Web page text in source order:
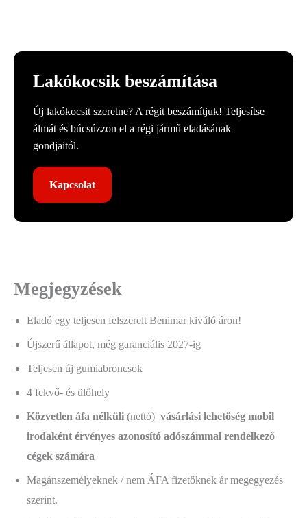
Lakókocsik beszámítása
Új lakókocsit szeretne? A régit beszámítjuk! Teljesítse
álmát és búcsúzzon el a régi jármű eladásának
gondjaitól.
Kapcsolat
Megjegyzések
Eladó egy teljesen felszerelt Benimar kiváló áron!
Újszerű állapot, még garanciális 2027-ig
Teljesen új gumiabroncsok
4 fekvő- és ülőhely
Közvetlen áfa nélküli(nettó) vásárlási lehetőség mobil
irodaként érvényes azonosító adószámmal rendelkező
cégek számára
Magánszemélyeknek / nem ÁFA fizetőknek ár megegyezés
szerint.